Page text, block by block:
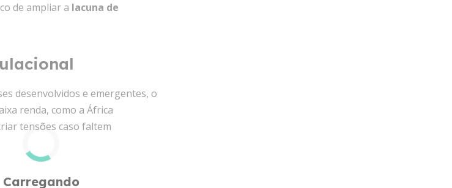
de ampliar a lacuna de
desenvolvidos e emergentes, o
renda, como a África
tensões caso faltem